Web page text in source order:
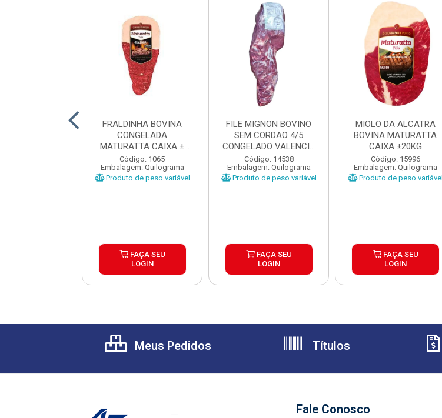
FRALDINHA BOVINA
CONGELADA
MATURATTA CAIXA ±
15KG
Código: 1065
Embalagem: Quilograma
Produto de peso variável
FAÇA SEU
LOGIN
FILE MIGNON BOVINO
SEM CORDAO 4/5
CONGELADO VALENCIO
CAIXA ±...
Código: 14538
Embalagem: Quilograma
Produto de peso variável
FAÇA SEU
LOGIN
MIOLO DA ALCATRA
BOVINA MATURATTA
CAIXA ±20KG
Código: 15996
Embalagem: Quilograma
Produto de peso variável
FAÇA SEU
LOGIN
Meus Pedidos Títulos
Fale Conosco